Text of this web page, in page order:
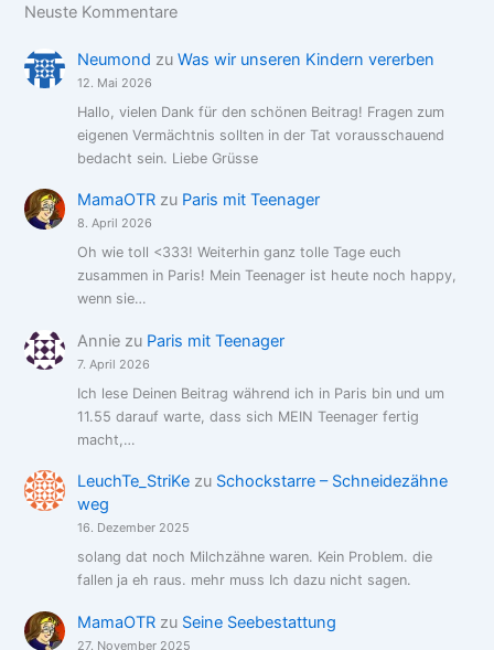
Neuste Kommentare
Neumond zu Was wir unseren Kindern vererben
12. Mai 2026
Hallo, vielen Dank für den schönen Beitrag! Fragen zum
eigenen Vermächtnis sollten in der Tat vorausschauend
bedacht sein. Liebe Grüsse
MamaOTRzu Paris mit Teenager
8. April 2026
Oh wie toll <333! Weiterhin ganz tolle Tage euch
zusammen in Paris! Mein Teenager ist heute noch happy,
wenn sie…
Anniezu Paris mit Teenager
7. April 2026
Ich lese Deinen Beitrag während ich in Paris bin und um
11.55 darauf warte, dass sich MEIN Teenager fertig
macht,…
LeuchTe_StriKezu Schockstarre – Schneidezähne
weg
16. Dezember 2025
solang dat noch Milchzähne waren. Kein Problem. die
fallen ja eh raus. mehr muss Ich dazu nicht sagen.
MamaOTRzu Seine Seebestattung
27. November 2025